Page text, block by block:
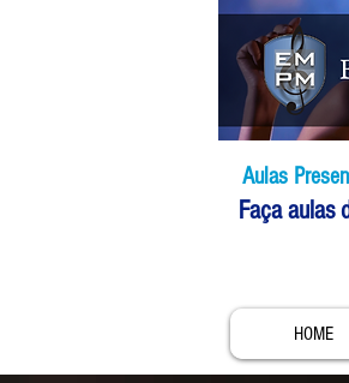
Aulas
Faça aulas
HOME